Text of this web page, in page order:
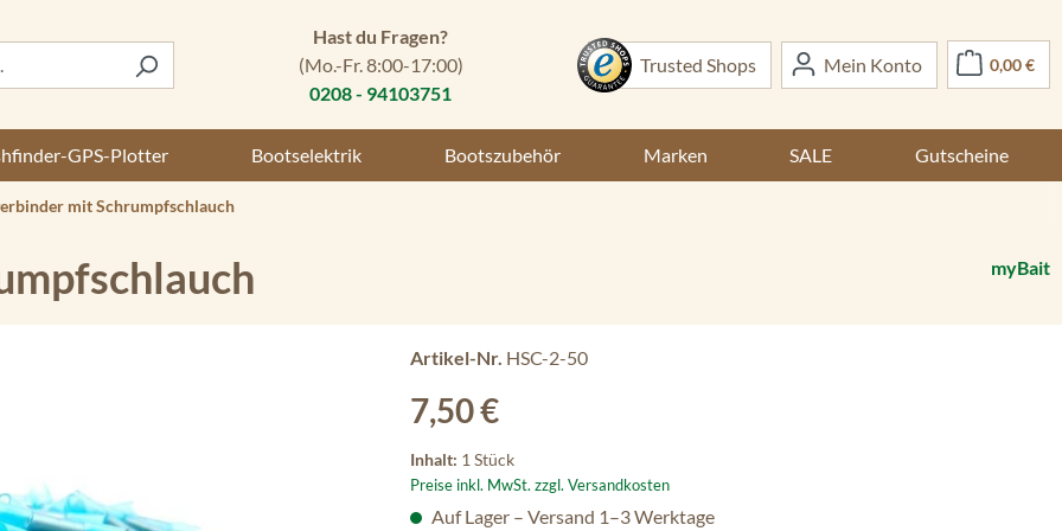
Hast du Fragen?
(Mo.-Fr. 8:00-17:00)
0208 - 94103751
Trusted Shops Mein Konto 0,00 €
GPS-Plotter Bootselektrik Bootszubehör Marken SALE Gutscheine
mit Schrumpfschlauch
myBait
Artikel-Nr. HSC-2-50
Regulärer Preis:
7,50 €
Inhalt: 1 Stück
Preise inkl. MwSt. zzgl. Versandkosten
Auf Lager – Versand 1–3 Werktage